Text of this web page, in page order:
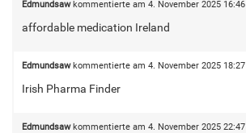
Edmundsawkommentierte am 4. November 2025 16:46
affordable medication Ireland
Edmundsawkommentierte am 4. November 2025 18:27
Irish Pharma Finder
Edmundsawkommentierte am 4. November 2025 22:47